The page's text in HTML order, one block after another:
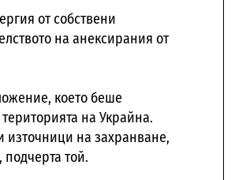
от собствени
на анексирания от
което беше
на Украйна.
източници на захранване,
той.